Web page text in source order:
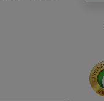
finden nur in